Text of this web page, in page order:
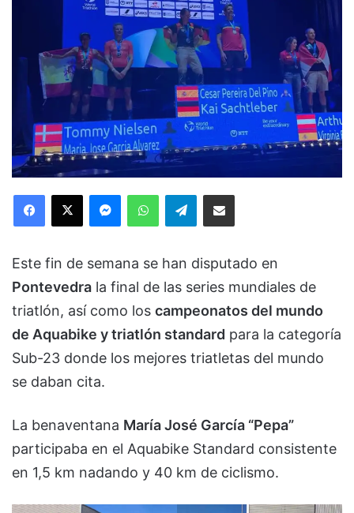
Facebook
X MessengerWhatsAppTelegramCompartir via Email
Este fin de semana se han disputado en
Pontevedra la final de las series mundiales de
triatlón, así como los campeonatos del mundo
de Aquabike y triatlón standard para la categoría
Sub-23 donde los mejores triatletas del mundo
se daban cita.
La benaventana María José García “Pepa”
participaba en el Aquabike Standard consistente
en 1,5 km nadando y 40 km de ciclismo.